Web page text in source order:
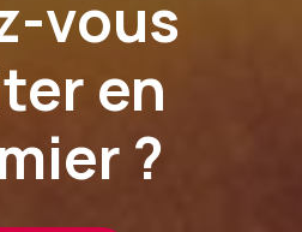
vous
en
?